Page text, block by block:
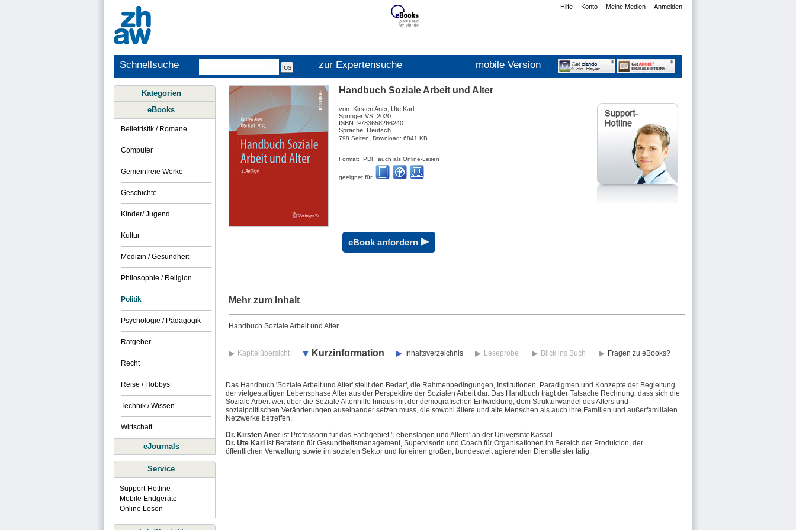
Anmelden
Meine Medien
Konto
Hilfe
Schnellsuche zur Expertensuche mobile Version
Handbuch Soziale Arbeit und Alter
von: Kirsten Aner, Ute Karl
Springer VS, 2020
ISBN: 9783658266240
Sprache: Deutsch
798 Seiten, Download: 6841 KB
Format: PDF, auch als Online-Lesen
geeignet für:
eBook anfordern ▸
Mehr zum Inhalt
Handbuch Soziale Arbeit und Alter
Kapitelübersicht Kurzinformation Inhaltsverzeichnis Leseprobe Blick ins Buch Fragen zu eBooks?
Das Handbuch 'Soziale Arbeit und Alter' stellt den Bedarf, die Rahmenbedingungen, Institutionen, Paradigmen und Konzepte der Begleitung
der vielgestaltigen Lebensphase Alter aus der Perspektive der Sozialen Arbeit dar. Das Handbuch trägt der Tatsache Rechnung, dass sich die
Soziale Arbeit weit über die Soziale Altenhilfe hinaus mit der demografischen Entwicklung, dem Strukturwandel des Alters und
sozialpolitischen Veränderungen auseinander setzen muss, die sowohl ältere und alte Menschen als auch ihre Familien und außerfamilialen
Netzwerke betreffen.
Dr. Kirsten Aner ist Professorin für das Fachgebiet 'Lebenslagen und Altern' an der Universität Kassel.
Dr. Ute Karl ist Beraterin für Gesundheitsmanagement, Supervisorin und Coach für Organisationen im Bereich der Produktion, der
öffentlichen Verwaltung sowie im sozialen Sektor und für einen großen, bundesweit agierenden Dienstleister tätig.
Kategorien
eBooks
Belletristik / Romane
Computer
Gemeinfreie Werke
Geschichte
Kinder/ Jugend
Kultur
Medizin / Gesundheit
Philosophie / Religion
Politik
Psychologie / Pädagogik
Ratgeber
Recht
Reise / Hobbys
Technik / Wissen
Wirtschaft
eJournals
Service
Support-Hotline
Mobile Endgeräte
Online Lesen